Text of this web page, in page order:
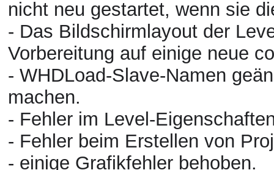
nicht neu gestartet, wenn sie
- Das Bildschirmlayout der
Vorbereitung auf einige neue
- WHDLoad-Slave-Namen
machen.
- Fehler im Level-
- Fehler beim Erstellen von
- einige Grafikfehler behoben.